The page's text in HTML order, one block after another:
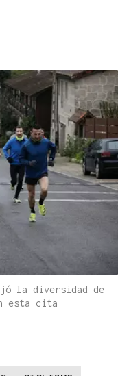
la diversidad de
esta cita